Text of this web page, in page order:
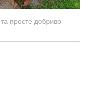
просте добриво